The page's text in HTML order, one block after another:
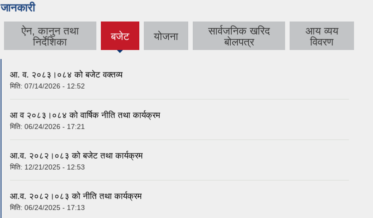
जानकारी
ऐन, कानुन तथा
निर्देशिका
बजेट
(active
tab)
योजना
सार्वजनिक खरिद
बोलपत्र
आय व्यय
विवरण
आ. व. २०८३।०८४ को बजेट वक्तव्य
मिति: 07/14/2026 - 12:52
आ व २०८३।०८४ को वार्षिक नीति तथा कार्यक्रम
मिति: 06/24/2026 - 17:21
आ.व. २०८२।०८३ को बजेट तथा कार्यक्रम
मिति: 12/21/2025 - 12:53
आ.व. २०८२।०८३ को नीति तथा कार्यक्रम
मिति: 06/24/2025 - 17:13